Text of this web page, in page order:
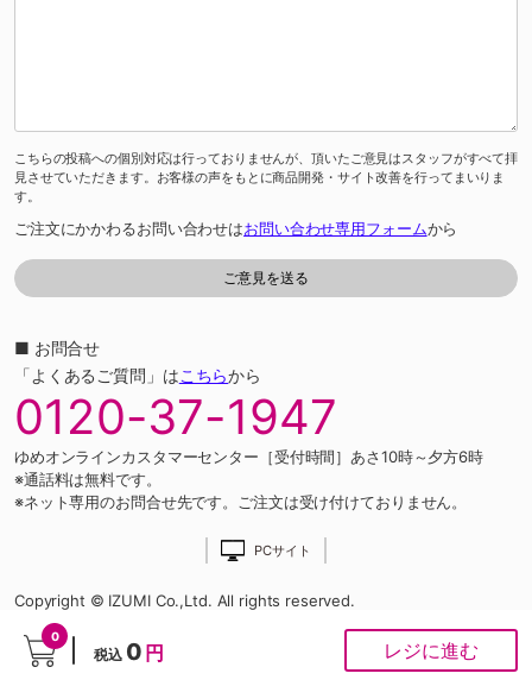
0
税込 0 円 レジに進む
こちらの投稿への個別対応は行っておりませんが、頂いたご意見はスタッフがすべて拝
見させていただきます。お客様の声をもとに商品開発・サイト改善を行ってまいりま
す。
ご注文にかかわるお問い合わせはお問い合わせ専用フォームから
■ お問合せ
「よくあるご質問」はこちらから
0120-37-1947
ゆめオンラインカスタマーセンター［受付時間］あさ10時～夕方6時
※通話料は無料です。
※ネット専用のお問合せ先です。ご注文は受け付けておりません。
PCサイト
Copyright © IZUMI Co.,Ltd. All rights reserved.